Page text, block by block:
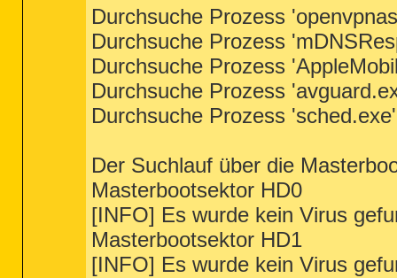
Durchsuche Prozess
Durchsuche Prozess
Durchsuche Prozess
Durchsuche Prozess
Durchsuche Prozess
Der Suchlauf über die
Masterbootsektor HD0
[INFO] Es wurde kein Virus
Masterbootsektor HD1
[INFO] Es wurde kein Virus